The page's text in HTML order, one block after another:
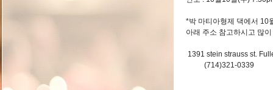
*박 마티아형제 댁에서 10
아래 주소 참고하시고 많
1391 stein strauss
(714)321-0339